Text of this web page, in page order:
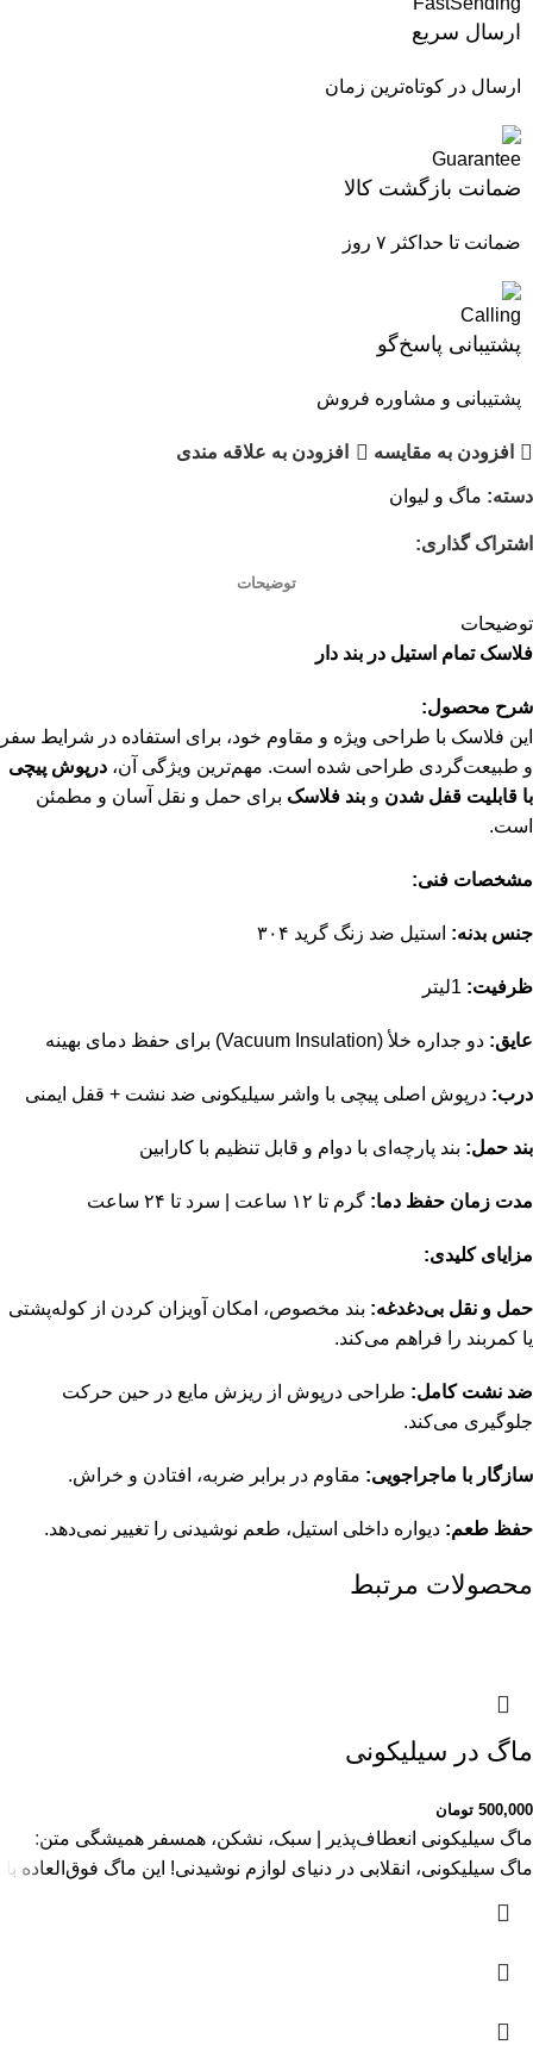
ارسال سریع
ارسال در کوتاه‌ترین زمان
ضمانت بازگشت کالا
ضمانت تا حداکثر ۷ روز
پشتیبانی پاسخ‌گو
پشتیبانی و مشاوره فروش
افزودن به مقایسه افزودن به علاقه مندی
دسته: ماگ و لیوان
اشتراک گذاری:
توضیحات
توضیحات
فلاسک تمام استیل در بند دار
شرح محصول:
این فلاسک با طراحی ویژه و مقاوم خود، برای استفاده در شرایط سفر
و طبیعت‌گردی طراحی شده است. مهم‌ترین ویژگی آن، درپوش پیچی
با قابلیت قفل شدن و بند فلاسک برای حمل و نقل آسان و مطمئن
است.
مشخصات فنی:
جنس بدنه: استیل ضد زنگ گرید ۳۰۴
ظرفیت: 1لیتر
عایق: دو جداره خلأ (Vacuum Insulation) برای حفظ دمای بهینه
درب: درپوش اصلی پیچی با واشر سیلیکونی ضد نشت + قفل ایمنی
بند حمل: بند پارچه‌ای با دوام و قابل تنظیم با کارابین
مدت زمان حفظ دما: گرم تا ۱۲ ساعت | سرد تا ۲۴ ساعت
مزایای کلیدی:
حمل و نقل بی‌دغدغه: بند مخصوص، امکان آویزان کردن از کوله‌پشتی
یا کمربند را فراهم می‌کند.
ضد نشت کامل: طراحی درپوش از ریزش مایع در حین حرکت
جلوگیری می‌کند.
سازگار با ماجراجویی: مقاوم در برابر ضربه، افتادن و خراش.
حفظ طعم: دیواره داخلی استیل، طعم نوشیدنی را تغییر نمی‌دهد.
محصولات مرتبط
ماگ در سیلیکونی
500,000 تومان
ماگ سیلیکونی انعطاف‌پذیر | سبک، نشکن، همسفر همیشگی متن:
ماگ سیلیکونی، انقلابی در دنیای لوازم نوشیدنی! این ماگ فوق‌العاده با